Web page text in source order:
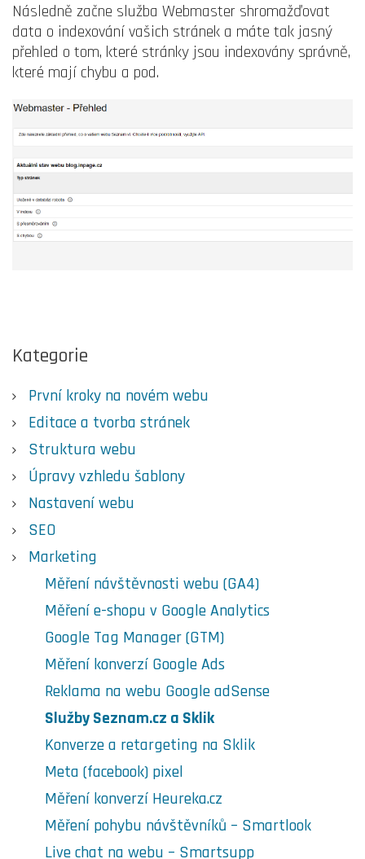
Kategorie
První kroky na novém webu
Editace a tvorba stránek
Struktura webu
Úpravy vzhledu šablony
Nastavení webu
SEO
Marketing
Měření návštěvnosti webu (GA4)
Měření e-shopu v Google Analytics
Google Tag Manager (GTM)
Měření konverzí Google Ads
Reklama na webu Google adSense
Služby Seznam.cz a Sklik
Konverze a retargeting na Sklik
Meta (facebook) pixel
Měření konverzí Heureka.cz
Měření pohybu návštěvníků – Smartlook
Live chat na webu – Smartsupp
Následně začne služba Webmaster shromažďovat
data o indexování vašich stránek a máte tak jasný
přehled o tom, které stránky jsou indexovány správně,
které mají chybu a pod.